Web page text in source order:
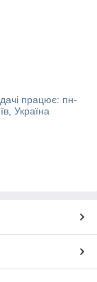
працює: пн-
Україна